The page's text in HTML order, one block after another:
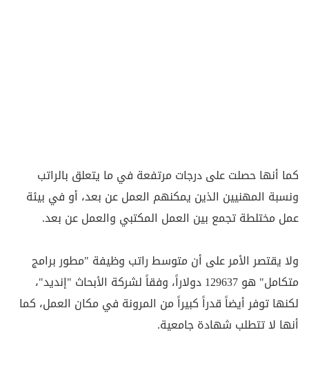
كما أنها حصلت على درجات مرتفعة في ما يتعلق بالراتب
ونسبة المهنيين الذين يمكنهم العمل عن بعد، أو في بيئة
عمل مختلطة تجمع بين العمل المكتبي والعمل عن بعد.
ولا يقتصر الأمر على أن متوسط راتب وظيفة "مطور برامج
متكامل" هو 129637 دولاراً، وفقاً لشركة الأبحاث "إنديد"،
لكنها توفر أيضاً قدراً كبيراً من المرونة في مكان العمل، كما
أنها لا تتطلب شهادة جامعية.